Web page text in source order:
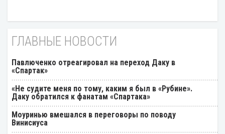
ГЛАВНЫЕ НОВОСТИ
Павлюченко отреагировал на переход Даку в
«Спартак»
«Не судите меня по тому, каким я был в «Рубине».
Даку обратился к фанатам «Спартака»
Моуринью вмешался в переговоры по поводу
Винисиуса